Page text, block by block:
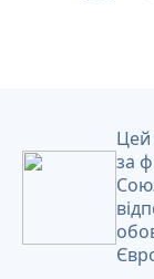
Цей
за